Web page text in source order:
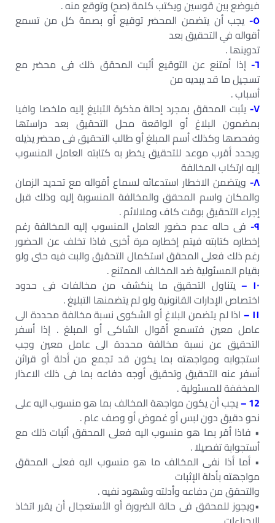
فيوضع بين قوسين ويكتب كلمة (صح) وتوقع منه .
٥- يجب أن يتضمن المحضر توقيع أو بصمة كل من تسمع
أقواله في التحقيق بعد
تدوينھا .
٦- إذا أمتنع عن التوقيع أثبت المحقق ذلك فى محضر مع
تسجيل ما قد يبديه من
أسباب .
٧- يثبت المحقق بمجرد إحالة مذكرة التبليغ إليه ملخصا وافيا
بمضمون البلاغ أو الواقعة محل التحقيق بعد دراستھا
وفحصھا وكذلك أسم المبلغ أو طالب التحقيق فى محضر يذيله
ويحدد أقرب موعد للتحقيق يخطر به كتابته العامل المنسوب
إليه ارتكاب المخالفة
٨- ويتضمن الاخطار استدعائه لسماع أقواله مع تحديد الزمان
والمكان واسم المحقق والمخالفة المنسوبة إليه وذلك قبل
إجراء التحقيق بوقت كاف وملالائم .
٩- فى حاله عدم حضور العامل المنسوب إليه المخالفة رغم
إخطاره كتابته فيتم إخطاره مرة أخرى فاذا تخلف عن الحضور
رغم ذلك فعلى المحقق استكمال التحقيق والبت فيه حتى ولو
بقيام المسئولية ضد المخالف الممتنع .
١٠ –
يتناول التحقيق ما ينكشف من مخالفات فى حدود
اختصاص الإدارات القانونية ولو لم يتضمنھا التبليغ .
١١ – اذا لم يتضمن البلاغ أو الشكوى نسبة مخالفة محددة الى
عامل معين فتسمع أقوال الشاكى أو المبلغ . إذا أسفر
التحقيق عن نسبة مخالفة محددة الى عامل معين وجب
استجوابه ومواجھته بما يكون قد تجمع من أدلة أو قرائن
أسفر عنه التحقيق وتحقيق أوجه دفاعه بما فى ذلك الاعذار
المخففة للمسئولية .
12 – يجب أن يكون مواجھة المخالف بما ھو منسوب اليه على
نحو دقيق دون لبس أو غموض أو وصف عام .
• فاذا أقر بما ھو منسوب اليه فعلى المحقق أثبات ذلك مع
أستجوابة تفصيلا .
• أما أذا نفى المخالف ما ھو منسوب اليه فعلى المحقق
مواجھته بأدلة الإثبات
والتحقق من دفاعه وأدلته وشھود نفيه .
•ويجوز للمحقق فى حالة الضرورة أو الأستعجال أن يقرر اتخاذ